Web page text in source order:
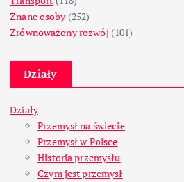
Znane osoby (252)
Zrównoważony rozwój (101)
Działy
Działy
Przemysł na świecie
Przemysł w Polsce
Historia przemysłu
Czym jest przemysł